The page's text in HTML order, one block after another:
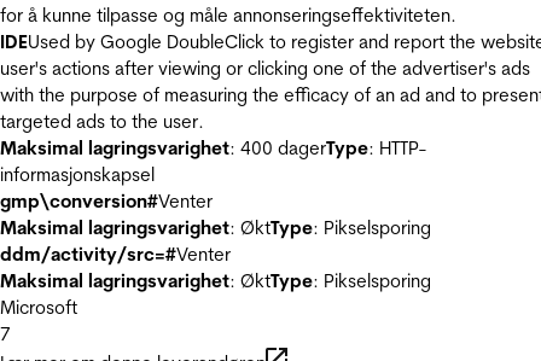
for å kunne tilpasse og måle annonseringseffektiviteten.
IDEUsed by Google DoubleClick to register and report the
user's actions after viewing or clicking one of the advertiser's ads
with the purpose of measuring the efficacy of an ad and to
targeted ads to the user.
Maksimal lagringsvarighet: 400 dagerType: HTTP-
informasjonskapsel
gmp\conversion#Venter
Maksimal lagringsvarighet: ØktType: Pikselsporing
ddm/activity/src=#Venter
Maksimal lagringsvarighet: ØktType: Pikselsporing
Microsoft
7